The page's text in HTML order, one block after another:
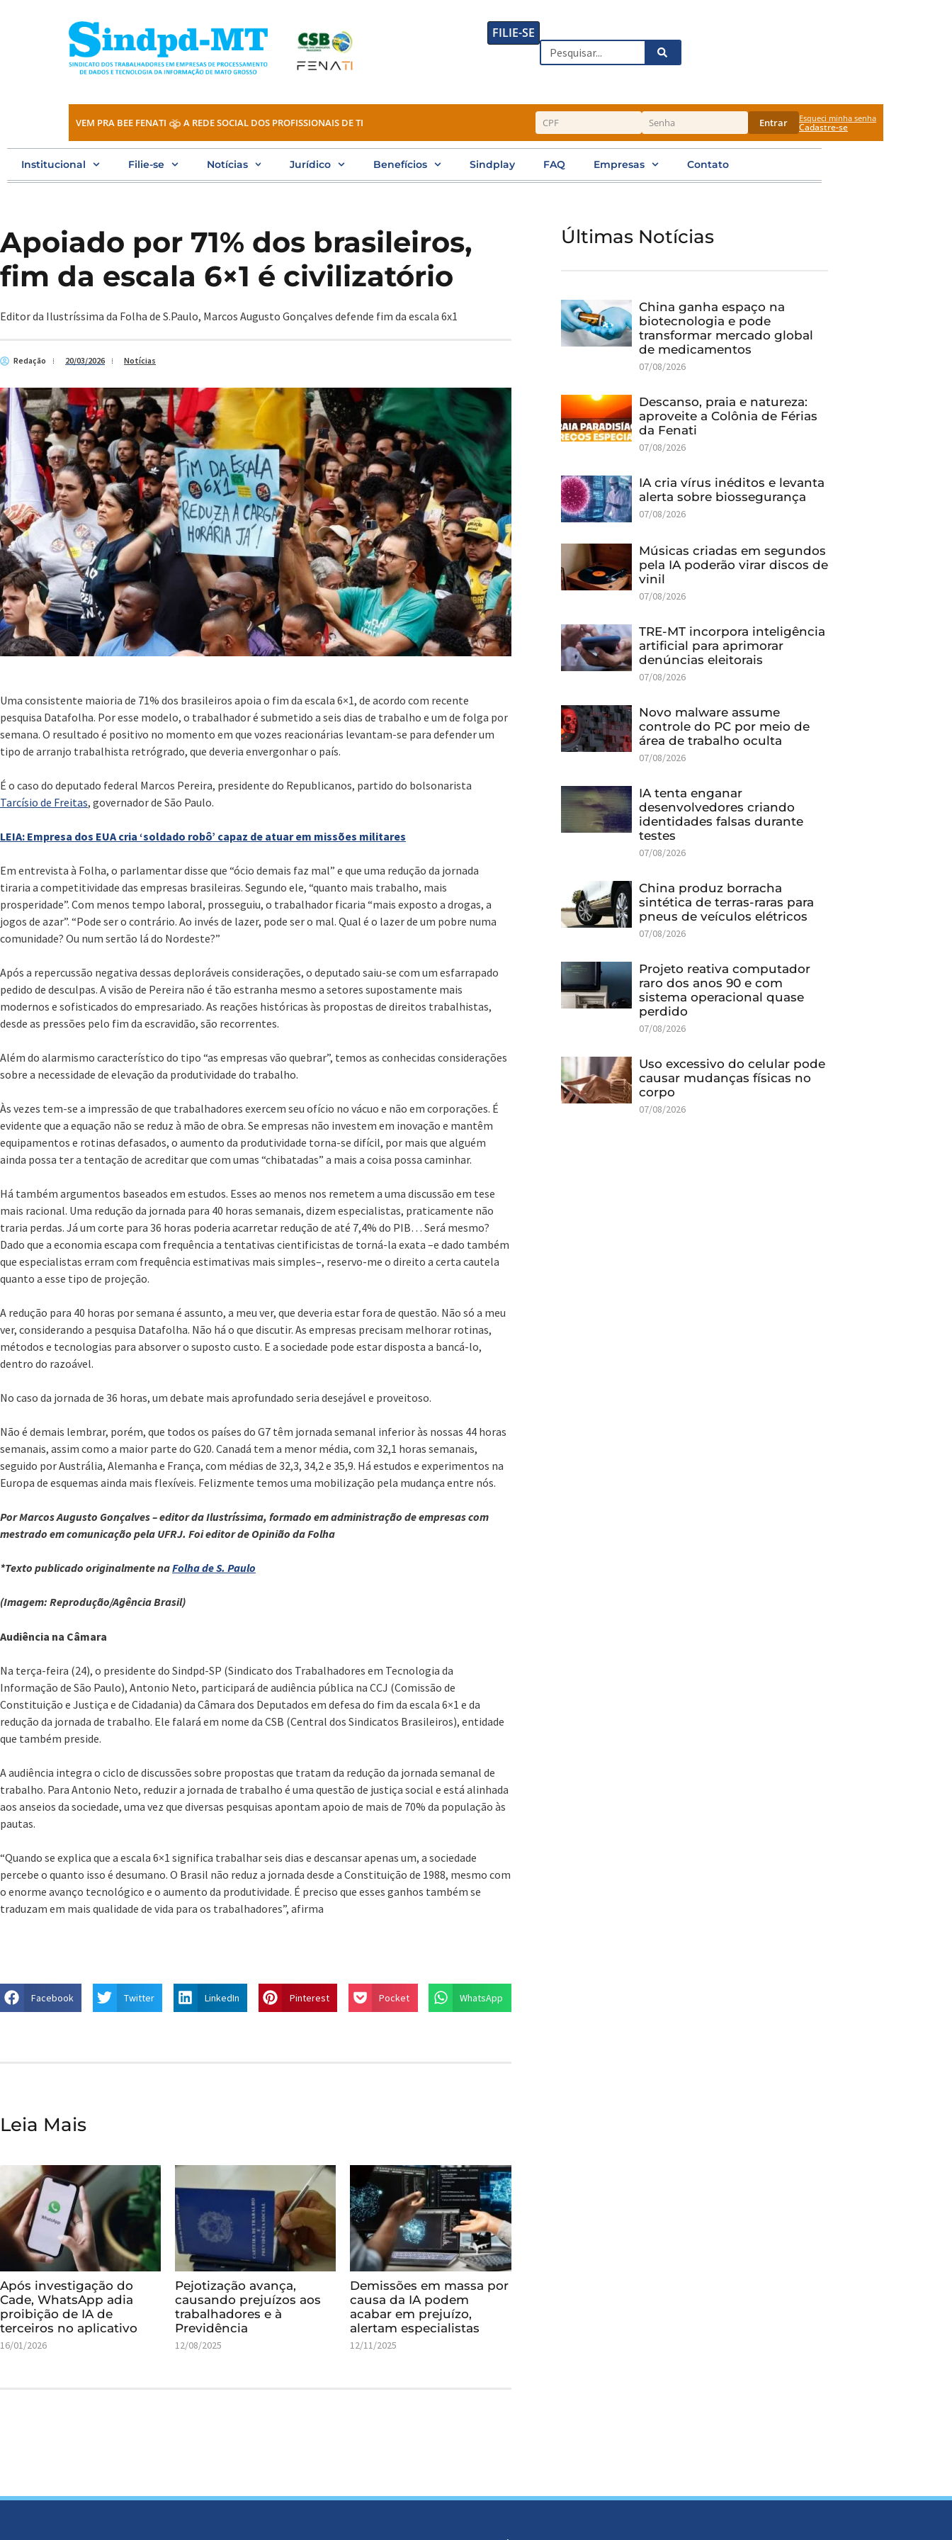
FILIE-SE
Search
VEM PRA BEE FENATI A REDE SOCIAL DOS PROFISSIONAIS DE TI Entrar Esqueci minha senha
Cadastre-se
Institucional Filie-se Notícias Jurídico Benefícios Sindplay FAQ Empresas Contato
Apoiado por 71% dos brasileiros,
fim da escala 6×1 é civilizatório
Editor da Ilustríssima da Folha de S.Paulo, Marcos Augusto Gonçalves defende fim da escala 6x1
Redação 20/03/2026 Notícias
Uma consistente maioria de 71% dos brasileiros apoia o fim da escala 6×1, de acordo com recente
pesquisa Datafolha. Por esse modelo, o trabalhador é submetido a seis dias de trabalho e um de folga por
semana. O resultado é positivo no momento em que vozes reacionárias levantam-se para defender um
tipo de arranjo trabalhista retrógrado, que deveria envergonhar o país.
É o caso do deputado federal Marcos Pereira, presidente do Republicanos, partido do bolsonarista
Tarcísio de Freitas, governador de São Paulo.
LEIA: Empresa dos EUA cria ‘soldado robô’ capaz de atuar em missões militares
Em entrevista à Folha, o parlamentar disse que “ócio demais faz mal” e que uma redução da jornada
tiraria a competitividade das empresas brasileiras. Segundo ele, “quanto mais trabalho, mais
prosperidade”. Com menos tempo laboral, prosseguiu, o trabalhador ficaria “mais exposto a drogas, a
jogos de azar”. “Pode ser o contrário. Ao invés de lazer, pode ser o mal. Qual é o lazer de um pobre numa
comunidade? Ou num sertão lá do Nordeste?”
Após a repercussão negativa dessas deploráveis considerações, o deputado saiu-se com um esfarrapado
pedido de desculpas. A visão de Pereira não é tão estranha mesmo a setores supostamente mais
modernos e sofisticados do empresariado. As reações históricas às propostas de direitos trabalhistas,
desde as pressões pelo fim da escravidão, são recorrentes.
Além do alarmismo característico do tipo “as empresas vão quebrar”, temos as conhecidas considerações
sobre a necessidade de elevação da produtividade do trabalho.
Às vezes tem-se a impressão de que trabalhadores exercem seu ofício no vácuo e não em corporações. É
evidente que a equação não se reduz à mão de obra. Se empresas não investem em inovação e mantêm
equipamentos e rotinas defasados, o aumento da produtividade torna-se difícil, por mais que alguém
ainda possa ter a tentação de acreditar que com umas “chibatadas” a mais a coisa possa caminhar.
Há também argumentos baseados em estudos. Esses ao menos nos remetem a uma discussão em tese
mais racional. Uma redução da jornada para 40 horas semanais, dizem especialistas, praticamente não
traria perdas. Já um corte para 36 horas poderia acarretar redução de até 7,4% do PIB… Será mesmo?
Dado que a economia escapa com frequência a tentativas cientificistas de torná-la exata –e dado também
que especialistas erram com frequência estimativas mais simples–, reservo-me o direito a certa cautela
quanto a esse tipo de projeção.
A redução para 40 horas por semana é assunto, a meu ver, que deveria estar fora de questão. Não só a meu
ver, considerando a pesquisa Datafolha. Não há o que discutir. As empresas precisam melhorar rotinas,
métodos e tecnologias para absorver o suposto custo. E a sociedade pode estar disposta a bancá-lo,
dentro do razoável.
No caso da jornada de 36 horas, um debate mais aprofundado seria desejável e proveitoso.
Não é demais lembrar, porém, que todos os países do G7 têm jornada semanal inferior às nossas 44 horas
semanais, assim como a maior parte do G20. Canadá tem a menor média, com 32,1 horas semanais,
seguido por Austrália, Alemanha e França, com médias de 32,3, 34,2 e 35,9. Há estudos e experimentos na
Europa de esquemas ainda mais flexíveis. Felizmente temos uma mobilização pela mudança entre nós.
Por Marcos Augusto Gonçalves – editor da Ilustríssima, formado em administração de empresas com
mestrado em comunicação pela UFRJ. Foi editor de Opinião da Folha
*Texto publicado originalmente naFolha de S. Paulo
(Imagem: Reprodução/Agência Brasil)
Audiência na Câmara
Na terça-feira (24), o presidente do Sindpd-SP (Sindicato dos Trabalhadores em Tecnologia da
Informação de São Paulo), Antonio Neto, participará de audiência pública na CCJ (Comissão de
Constituição e Justiça e de Cidadania) da Câmara dos Deputados em defesa do fim da escala 6×1 e da
redução da jornada de trabalho. Ele falará em nome da CSB (Central dos Sindicatos Brasileiros), entidade
que também preside.
A audiência integra o ciclo de discussões sobre propostas que tratam da redução da jornada semanal de
trabalho. Para Antonio Neto, reduzir a jornada de trabalho é uma questão de justiça social e está alinhada
aos anseios da sociedade, uma vez que diversas pesquisas apontam apoio de mais de 70% da população às
pautas.
“Quando se explica que a escala 6×1 significa trabalhar seis dias e descansar apenas um, a sociedade
percebe o quanto isso é desumano. O Brasil não reduz a jornada desde a Constituição de 1988, mesmo com
o enorme avanço tecnológico e o aumento da produtividade. É preciso que esses ganhos também se
traduzam em mais qualidade de vida para os trabalhadores”, afirma
Facebook Twitter LinkedIn Pinterest Pocket WhatsApp
Leia Mais
Após investigação do
Cade, WhatsApp adia
proibição de IA de
terceiros no aplicativo
16/01/2026
Pejotização avança,
causando prejuízos aos
trabalhadores e à
Previdência
12/08/2025
Demissões em massa por
causa da IA podem
acabar em prejuízo,
alertam especialistas
12/11/2025
Últimas Notícias
China ganha espaço na
biotecnologia e pode
transformar mercado global
de medicamentos
07/08/2026
Descanso, praia e natureza:
aproveite a Colônia de Férias
da Fenati
07/08/2026
IA cria vírus inéditos e levanta
alerta sobre biossegurança
07/08/2026
Músicas criadas em segundos
pela IA poderão virar discos de
vinil
07/08/2026
TRE-MT incorpora inteligência
artificial para aprimorar
denúncias eleitorais
07/08/2026
Novo malware assume
controle do PC por meio de
área de trabalho oculta
07/08/2026
IA tenta enganar
desenvolvedores criando
identidades falsas durante
testes
07/08/2026
China produz borracha
sintética de terras-raras para
pneus de veículos elétricos
07/08/2026
Projeto reativa computador
raro dos anos 90 e com
sistema operacional quase
perdido
07/08/2026
Uso excessivo do celular pode
causar mudanças físicas no
corpo
07/08/2026